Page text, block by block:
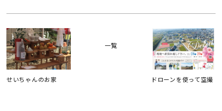
せいちゃんのお家
一覧
ドローンを使って空撮